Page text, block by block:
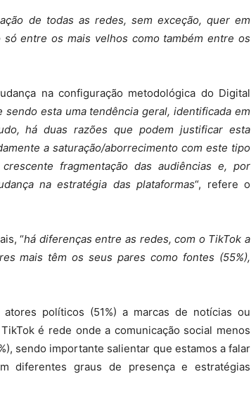
de todas as redes, sem exceção, quer em
entre os mais velhos como também entre os
na configuração metodológica do Digital
sendo esta uma tendência geral, identificada em
há duas razões que podem justificar esta
a saturação/aborrecimento com este tipo
fragmentação das audiências e, por
na estratégia das plataformas“, refere o
“há diferenças entre as redes, com o TikTok a
mais têm os seus pares como fontes (55%),
políticos (51%) a marcas de notícias ou
é rede onde a comunicação social menos
sendo importante salientar que estamos a falar
diferentes graus de presença e estratégias